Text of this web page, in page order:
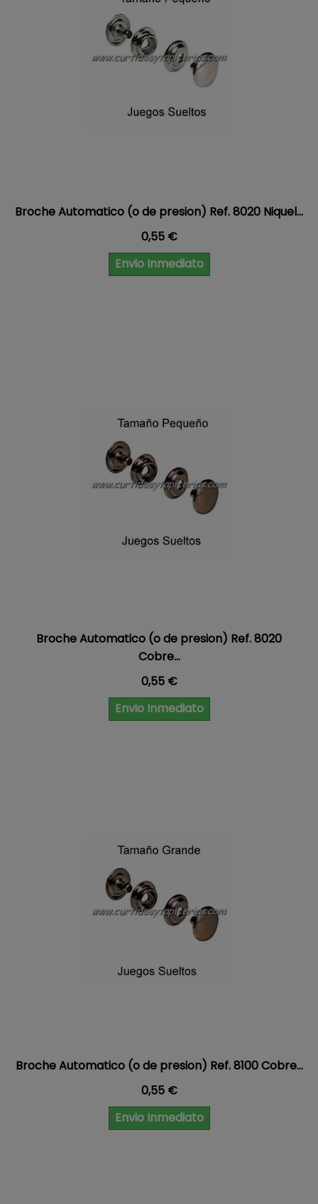
Broche Automatico (o de presion) Ref. 8020 Niquel...
Precio
0,55 €
Envio Inmediato
Broche Automatico (o de presion) Ref. 8020
Cobre...
Precio
0,55 €
Envio Inmediato
Broche Automatico (o de presion) Ref. 8100 Cobre...
Precio
0,55 €
Envio Inmediato